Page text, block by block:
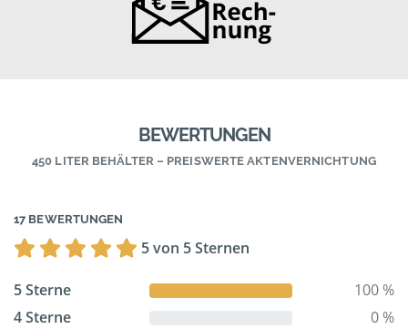
BEWERTUNGEN
450 LITER BEHÄLTER – PREISWERTE AKTENVERNICHTUNG
17 BEWERTUNGEN
5 von 5 Sternen
5 Sterne
100 %
4 Sterne
0 %